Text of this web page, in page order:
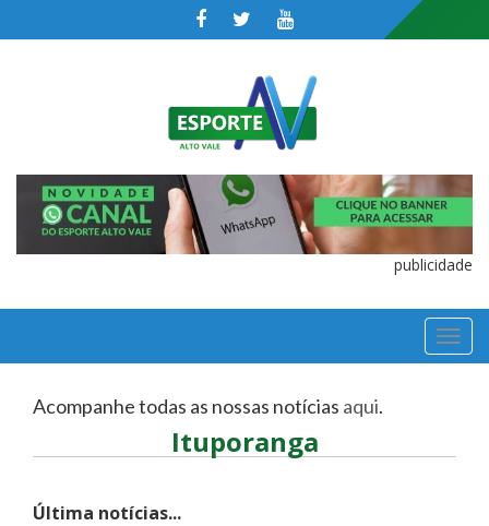
publicidade
Acompanhe todas as nossas notícias aqui.
Ituporanga
Última notícias...